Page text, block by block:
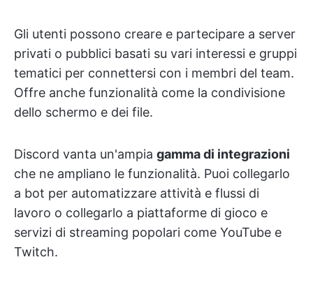
Gli utenti possono creare e partecipare a server
privati o pubblici basati su vari interessi e gruppi
tematici per connettersi con i membri del team.
Offre anche funzionalità come la condivisione
dello schermo e dei file.
Discord vanta un'ampia gamma di integrazioni
che ne ampliano le funzionalità. Puoi collegarlo
a bot per automatizzare attività e flussi di
lavoro o collegarlo a piattaforme di gioco e
servizi di streaming popolari come YouTube e
Twitch.